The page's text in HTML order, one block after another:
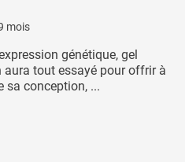
mois
génétique, gel
tout essayé pour offrir à
sa conception, ...